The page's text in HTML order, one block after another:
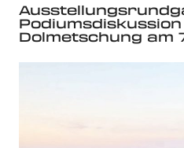
Podiumsdiskussion
Dolmetschung am